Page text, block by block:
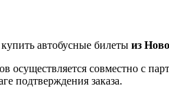
автобусные билеты из
осуществляется совместно с
подтверждения заказа.